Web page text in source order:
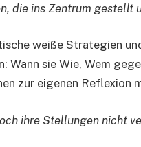
die ins Zentrum
weiße Strategien
sie Wie, Wem
zur eigenen Reflexion
ihre Stellungen nicht